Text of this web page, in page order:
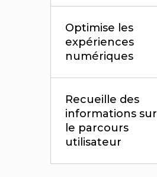
Optimise les
expériences
numériques
Recueille des
informations sur
le parcours
utilisateur